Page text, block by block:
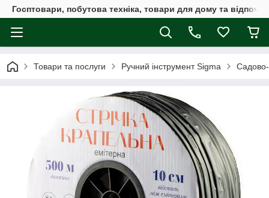
Госптовари, побутова техніка, товари для дому та
Товари та послуги Ручний інструмент Sigma Садово-